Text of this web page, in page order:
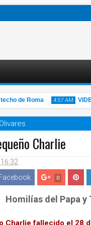
de Roma 4:57 AM
14 2020
VIDEO:
Charlie
16:32
0
Homilías del Papa
Charlie fallecido el 28